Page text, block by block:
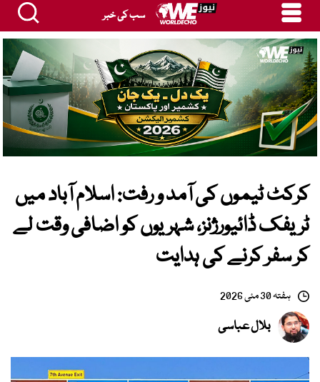
سب کی خبر
کرکٹ ٹیموں کی آمد و رفت: اسلام آباد میں
ٹریفک ڈائیورژنز، شہریوں کو اضافی وقت لے
کر سفر کرنے کی ہدایت
ہفتہ 30 مئی 2026
بلال عباسی